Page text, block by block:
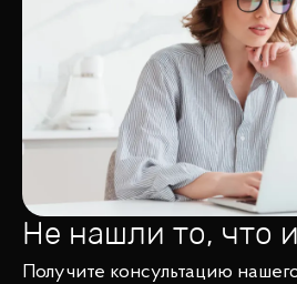
Не нашли то, что
Получите консультацию